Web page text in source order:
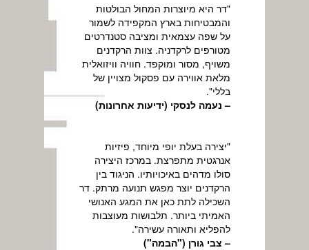
"דר היא מיוצרות המחול הבולטות
והמבטיחות בארץ המקפידה לשמור
על שפה עצמאית ומציבה סטנדרטים
מטורפים לרקדניה. צוות הרקדנים
משויף, מסור ומוקפד. חוויה וויזואלית
מלאת אווירה עם פסקול מצויין של
בללי".
– נעמה לנסקי (ידיעות אחרונות)
"יצירה בעלת יופי מיוחד, פיזיות
אנרגטית מתפרצת. במרכז היצירה
סולו מדהים באיכויותיו. הניגוד בין
הרקדנים יוצר מפגש תנועה מרתק. דר
השכילה לתת כאן את המגע האנושי
האמיתי ביותר. תלבושות מעוצבות
להפליא ותאורה עשירה".
– צבי גורן ("הבמה")